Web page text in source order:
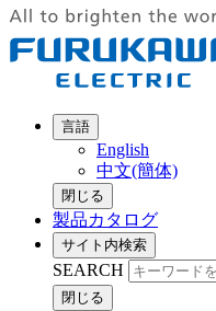
言語
English
中文(簡体)
閉じる
製品カタログ
サイト内検索
SEARCH
閉じる